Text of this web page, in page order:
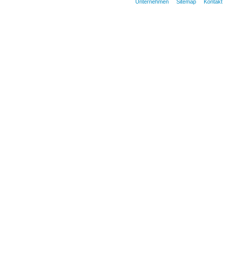
Unternehmen Sitemap Kontakt